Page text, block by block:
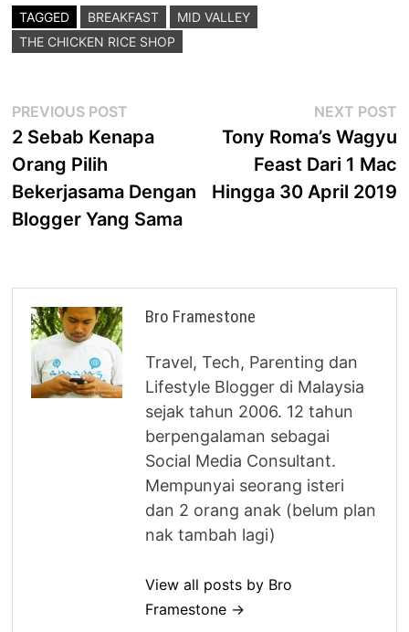
TAGGED BREAKFAST
MID VALLEY
THE CHICKEN RICE SHOP
Post
navigation
PREVIOUS POST
post:
2 Sebab Kenapa
Orang Pilih
Bekerjasama Dengan
Blogger Yang Sama
NEXT POST
Tony Roma’s Wagyu
Feast Dari 1 Mac
Hingga 30 April 2019
Bro Framestone
Travel, Tech, Parenting dan
Lifestyle Blogger di Malaysia
sejak tahun 2006. 12 tahun
berpengalaman sebagai
Social Media Consultant.
Mempunyai seorang isteri
dan 2 orang anak (belum plan
nak tambah lagi)
View all posts by Bro
Framestone →